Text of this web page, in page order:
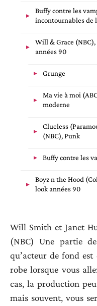
Buffy contre les
incontournables de
Will & Grace (NBC),
années 90
Grunge
Ma vie à moi
moderne
Clueless
(NBC), Punk
Buffy contre les
Boyz n the Hood
look années 90
Will Smith et Janet
(NBC) Une partie
qu’acteur de fond
robe lorsque vous
cas, la production
mais souvent, vous